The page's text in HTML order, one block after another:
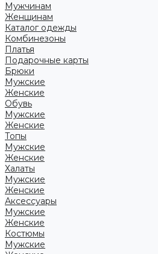
Мужчинам
Женщинам
Каталог одежды
Комбинезоны
Платья
Подарочные карты
Брюки
Мужские
Женские
Обувь
Мужские
Женские
Топы
Мужские
Женские
Халаты
Мужские
Женские
Аксессуары
Мужские
Женские
Костюмы
Мужские